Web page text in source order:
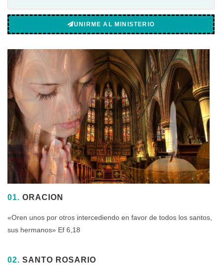
UNIRME AL MINISTERIO
01. ORACION
«Oren unos por otros intercediendo en favor de todos los santos,
sus hermanos» Ef 6,18
02. SANTO ROSARIO